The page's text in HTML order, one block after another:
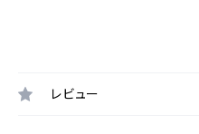
レビュー